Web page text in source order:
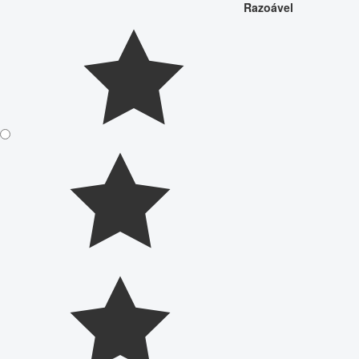
Razoável